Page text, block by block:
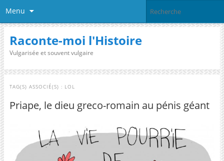
Menu
Raconte-moi l'Histoire
Vulgarisée et souvent vulgaire
TAG(S) ASSOCIÉ(S) : LOL
Priape, le dieu greco-romain au pénis géant